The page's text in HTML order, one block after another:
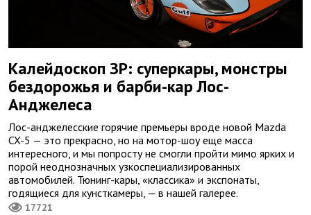
Калейдоскоп ЗР: суперкары, монстры
бездорожья и барби-кар Лос-
Анджелеса
Лос-анджелесские горячие премьеры вроде новой Mazda
CX-5 — это прекрасно, но на мотор-шоу еще масса
интересного, и мы попросту не смогли пройти мимо ярких и
порой неоднозначных узкоспециализированных
автомобилей. Тюнинг-кары, «классика» и экспонаты,
годящиеся для кунсткамеры, — в нашей галерее.
17721